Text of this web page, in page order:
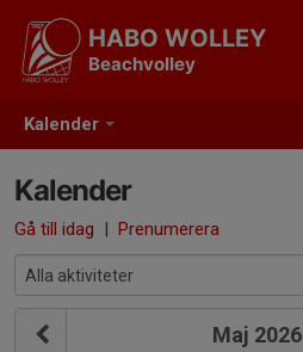
Kalender
HABO WOLLEY
Beachvolley
Kalender
Gå till idag | Prenumerera
Maj 2026